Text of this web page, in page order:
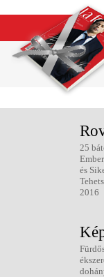
25
és
2016